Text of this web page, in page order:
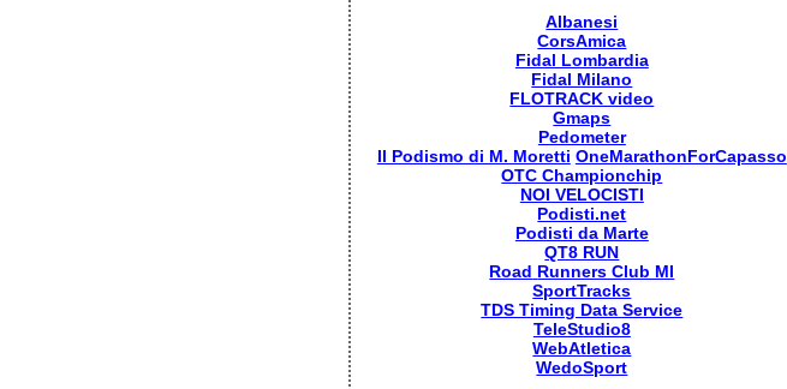
Albanesi
CorsAmica
Fidal Lombardia
Fidal Milano
FLOTRACK video
Gmaps
Pedometer
Il Podismo di M. Moretti OneMarathonForCapasso
OTC Championchip
NOI VELOCISTI
Podisti.net
Podisti da Marte
QT8 RUN
Road Runners Club MI
SportTracks
TDS Timing Data Service
TeleStudio8
WebAtletica
WedoSport